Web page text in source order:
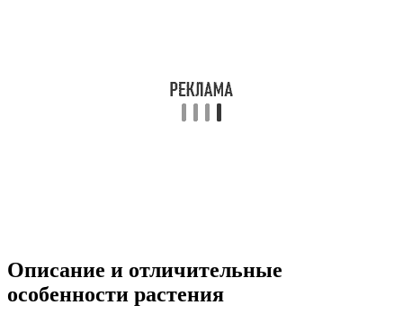
Описание и отличительные
особенности растения